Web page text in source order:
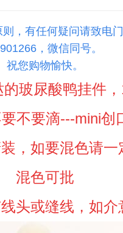
，有任何疑问请致电
，微信同号。
祝您购物愉快。
玻尿酸鸭挂件
不要滴---mini创
，如要混色请
混色可批
头或缝线，如介